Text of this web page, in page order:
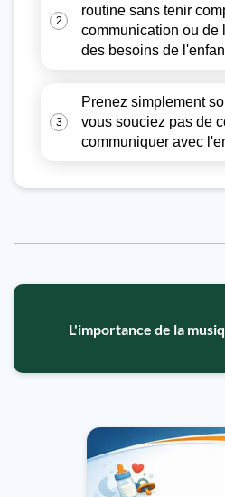
2
routine sans tenir
communication ou de
des besoins de
3
Prenez simplement
vous souciez pas de
communiquer avec
L'importance de la